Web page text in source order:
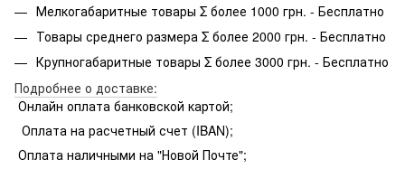
Мелкогабаритные товары Σ более 1000 грн. - Бесплатно
Товары среднего размера Σ более 2000 грн. - Бесплатно
Крупногабаритные товары Σ более 3000 грн. - Бесплатно
Подробнее о доставке:
Онлайн оплата банковской картой;
Оплата на расчетный счет (IBAN);
Оплата наличными на "Новой Почте";